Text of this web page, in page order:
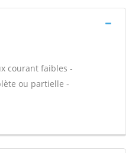
courant faibles -
ou partielle -